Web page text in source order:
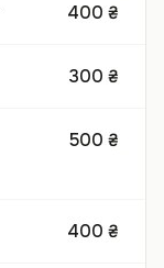
400 ₴
300 ₴
500 ₴
400 ₴